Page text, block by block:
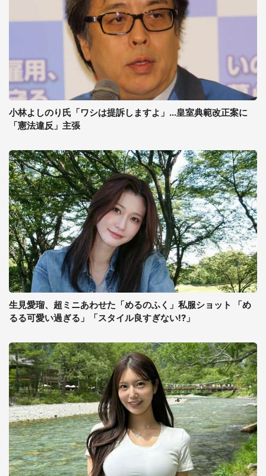
小林よしのり氏「ワシは提訴しますよ」...皇室典範改正案に
「憲法違反」主張
生見愛瑠、超ミニあわせた「めるのふく」私服ショット 「め
るる可愛い過ぎる」「スタイル良すぎない!?」